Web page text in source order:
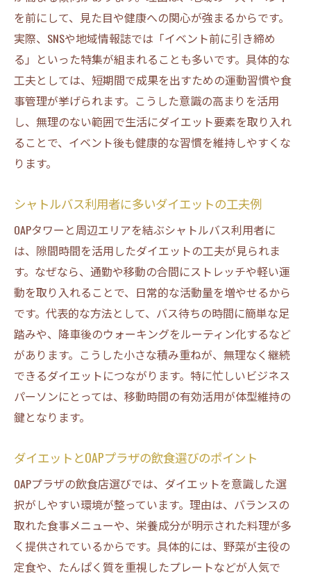
ランチタイムの行動パターンとダイエット
観
地域コミュニティとダイエット意識の相互
作用
無意識に受け取るダイエット情報の選び方ガイ
ド
信頼できるダイエット情報の見極め方
プロパガンダに惑わされない情報収集のコ
SNSや口コミによるダイエット情報の活かし
方
ランチ選びで活かせるダイエット知識の整
理
生活行動から賢くダイエット情報を得る方
法
OAPタワー周辺の環境が影響する健康観の実態
OAPタワーで感じる健康とダイエットの相関
周辺環境がダイエット意識に与える影響と
駐車場利用と健康増進の意識的な取り組み
日常の移動手段とダイエット習慣の関連性
ビル周辺の景観が与える健康観への働きか
地域イベントで高まる健康とダイエット意
を前にして、見た目や健康への関心が強まるからです。
実際、SNSや地域情報誌では「イベント前に引き締め
る」といった特集が組まれることも多いです。具体的な
工夫としては、短期間で成果を出すための運動習慣や食
事管理が挙げられます。こうした意識の高まりを活用
し、無理のない範囲で生活にダイエット要素を取り入れ
ることで、イベント後も健康的な習慣を維持しやすくな
ります。
シャトルバス利用者に多いダイエットの工夫例
OAPタワーと周辺エリアを結ぶシャトルバス利用者に
は、隙間時間を活用したダイエットの工夫が見られま
す。なぜなら、通勤や移動の合間にストレッチや軽い運
動を取り入れることで、日常的な活動量を増やせるから
です。代表的な方法として、バス待ちの時間に簡単な足
踏みや、降車後のウォーキングをルーティン化するなど
があります。こうした小さな積み重ねが、無理なく継続
できるダイエットにつながります。特に忙しいビジネス
パーソンにとっては、移動時間の有効活用が体型維持の
鍵となります。
ダイエットとOAPプラザの飲食選びのポイント
OAPプラザの飲食店選びでは、ダイエットを意識した選
択がしやすい環境が整っています。理由は、バランスの
取れた食事メニューや、栄養成分が明示された料理が多
く提供されているからです。具体的には、野菜が主役の
定食や、たんぱく質を重視したプレートなどが人気で